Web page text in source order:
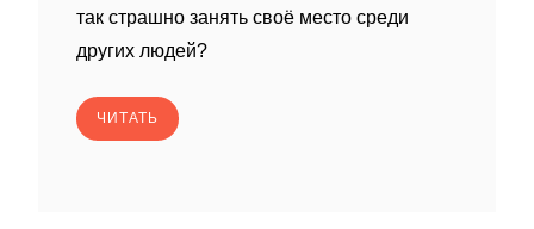
так страшно занять своё место среди
других людей?
ЧИТАТЬ